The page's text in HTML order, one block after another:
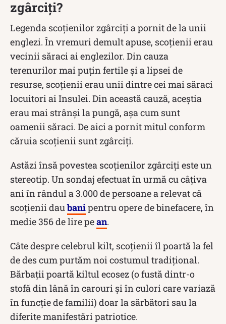
zgârciți?
Legenda scoțienilor zgârciți a pornit de la unii
englezi. În vremuri demult apuse, scoțienii erau
vecinii săraci ai englezilor. Din cauza
terenurilor mai puțin fertile și a lipsei de
resurse, scoțienii erau unii dintre cei mai săraci
locuitori ai Insulei. Din această cauză, aceștia
erau mai strânși la pungă, așa cum sunt
oamenii săraci. De aici a pornit mitul conform
căruia scoțienii sunt zgârciți.
Astăzi însă povestea scoțienilor zgârciți este un
stereotip. Un sondaj efectuat în urmă cu câțiva
ani în rândul a 3.000 de persoane a relevat că
scoţienii daubanipentru opere de binefacere, în
medie 356 de lire pean.
Câte despre celebrul kilt, scoțienii îl poartă la fel
de des cum purtăm noi costumul tradițional.
Bărbații poartă kiltul ecosez (o fustă dintr-o
stofă din lână în carouri şi în culori care variază
în funcţie de familii) doar la sărbători sau la
diferite manifestări patriotice.